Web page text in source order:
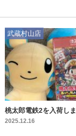
桃太郎電鉄2を入荷し
2025.12.16
武蔵村山店